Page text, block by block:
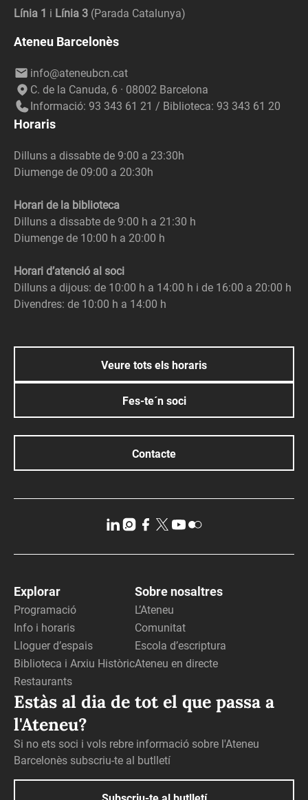
Línia 1 i Línia 3 (Parada Catalunya)
Ateneu Barcelonès
info@ateneubcn.cat
C. de la Canuda, 6 · 08002 Barcelona
Informació: 93 343 61 21 / Biblioteca: 93 343 61 20
Horaris
Dilluns a dissabte de 9:00 a 23:30h
Diumenge de 09:00 a 20:30h
Horari de la biblioteca
Dilluns a dissabte de 9:00 h a 21:30 h
Diumenge de 10:00 h a 20:00 h
Horari d’atenció al soci
Dilluns a dijous: de 10:00 h a 14:00 h i de 16:00 a 20:00 h
Divendres: de 10:00 h a 14:00 h
Veure tots els horaris
Fes-te´n soci
Contacte
Explorar
Programació
Info i horaris
Lloguer d’espais
Biblioteca i Arxiu Històric
Restaurants
Sobre nosaltres
L’Ateneu
Comunitat
Escola d’escriptura
Ateneu en directe
Estàs al dia de tot el que passa a
l'Ateneu?
Si no ets soci i vols rebre informació sobre l'Ateneu
Barcelonès subscriu-te al butlletí